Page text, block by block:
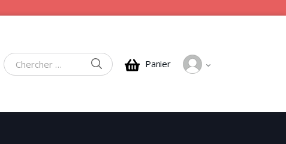
Chercher :
CHERCHERPanier